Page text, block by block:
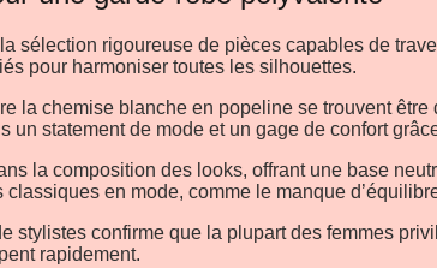
sélection rigoureuse de pièces capables de
pour harmoniser toutes les silhouettes.
la chemise blanche en popeline se trouvent
un statement de mode et un gage de confort
la composition des looks, offrant une base
en mode, comme le manque
stylistes confirme que la plupart des femmes
rapidement.